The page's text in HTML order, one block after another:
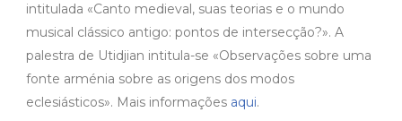
intitulada «Canto medieval, suas teorias e o mundo
musical clássico antigo: pontos de intersecção?». A
palestra de Utidjian intitula-se «Observações sobre uma
fonte arménia sobre as origens dos modos
eclesiásticos». Mais informações aqui.